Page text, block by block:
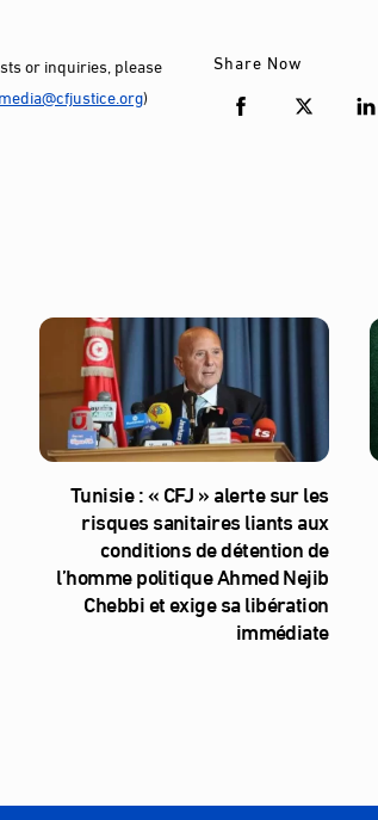
or inquiries, please
media@cfjustice.org)
Share Now
Tunisie : « CFJ » alerte sur les
risques sanitaires liants aux
conditions de détention de
l’homme politique Ahmed Nejib
Chebbi et exige sa libération
immédiate